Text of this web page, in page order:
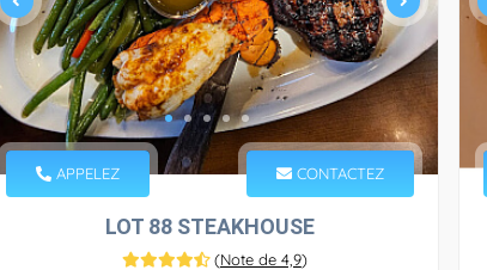
APPELEZ CONTACTEZ
LOT 88 STEAKHOUSE
(Note de 4,9)